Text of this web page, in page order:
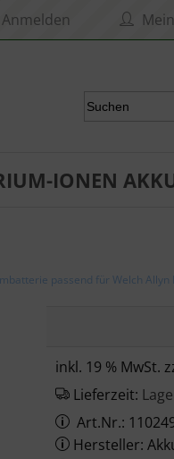
Anmelden
IONEN
passend für Welch
inkl. 19 % MwSt.
Lieferzeit:
Art.Nr.:
Hersteller: